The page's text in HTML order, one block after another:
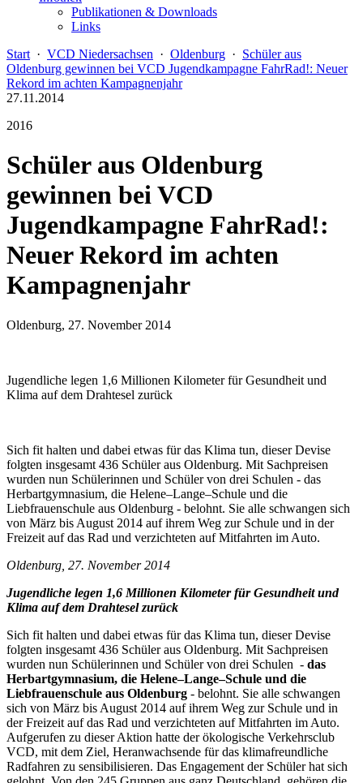
Publikationen & Downloads
Links
Start · VCD Niedersachsen · Oldenburg · Schüler aus
Oldenburg gewinnen bei VCD Jugendkampagne FahrRad!: Neuer
Rekord im achten Kampagnenjahr
27.11.2014
2016
Schüler aus Oldenburg
gewinnen bei VCD
Jugendkampagne FahrRad!:
Neuer Rekord im achten
Kampagnenjahr
Oldenburg, 27. November 2014
Jugendliche legen 1,6 Millionen Kilometer für Gesundheit und
Klima auf dem Drahtesel zurück
Sich fit halten und dabei etwas für das Klima tun, dieser Devise
folgten insgesamt 436 Schüler aus Oldenburg. Mit Sachpreisen
wurden nun Schülerinnen und Schüler von drei Schulen - das
Herbartgymnasium, die Helene–Lange–Schule und die
Liebfrauenschule aus Oldenburg - belohnt. Sie alle schwangen sich
von März bis August 2014 auf ihrem Weg zur Schule und in der
Freizeit auf das Rad und verzichteten auf Mitfahrten im Auto.
Oldenburg, 27. November 2014
Jugendliche legen 1,6 Millionen Kilometer für Gesundheit und
Klima auf dem Drahtesel zurück
Sich fit halten und dabei etwas für das Klima tun, dieser Devise
folgten insgesamt 436 Schüler aus Oldenburg. Mit Sachpreisen
wurden nun Schülerinnen und Schüler von drei Schulen - das
Herbartgymnasium, die Helene–Lange–Schule und die
Liebfrauenschule aus Oldenburg - belohnt. Sie alle schwangen
sich von März bis August 2014 auf ihrem Weg zur Schule und in
der Freizeit auf das Rad und verzichteten auf Mitfahrten im Auto.
Aufgerufen zu dieser Aktion hatte der ökologische Verkehrsclub
VCD, mit dem Ziel, Heranwachsende für das klimafreundliche
Radfahren zu sensibilisieren. Das Engagement der Schüler hat sich